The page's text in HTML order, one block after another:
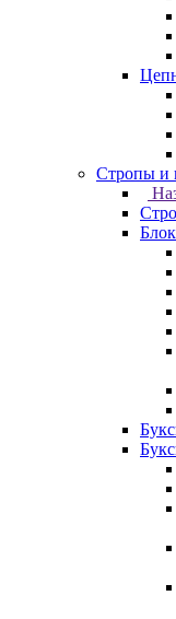
Стропы и